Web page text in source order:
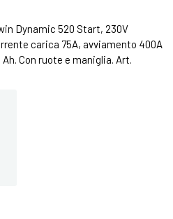
Dynamic 520 Start, 230V
carica 75A, avviamento 400A
Con ruote e maniglia. Art.